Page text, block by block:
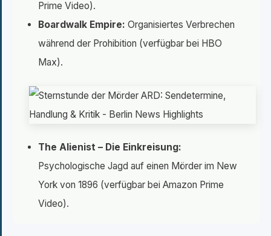
Prime Video).
Boardwalk Empire: Organisiertes Verbrechen
während der Prohibition (verfügbar bei HBO
Max).
The Alienist – Die Einkreisung:
Psychologische Jagd auf einen Mörder im New
York von 1896 (verfügbar bei Amazon Prime
Video).